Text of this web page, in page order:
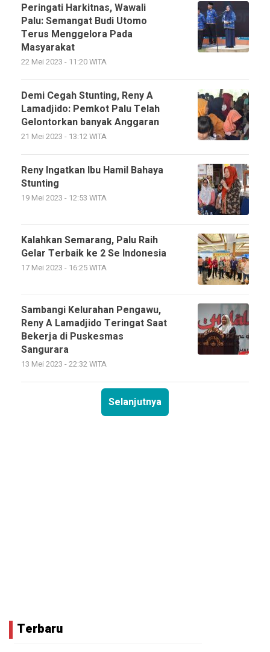
Peringati Harkitnas, Wawali
Palu: Semangat Budi Utomo
Terus Menggelora Pada
Masyarakat
22 Mei 2023 - 11:20 WITA
Demi Cegah Stunting, Reny A
Lamadjido: Pemkot Palu Telah
Gelontorkan banyak Anggaran
21 Mei 2023 - 13:12 WITA
Reny Ingatkan Ibu Hamil Bahaya
Stunting
19 Mei 2023 - 12:53 WITA
Kalahkan Semarang, Palu Raih
Gelar Terbaik ke 2 Se Indonesia
17 Mei 2023 - 16:25 WITA
Sambangi Kelurahan Pengawu,
Reny A Lamadjido Teringat Saat
Bekerja di Puskesmas
Sangurara
13 Mei 2023 - 22:32 WITA
Selanjutnya
Terbaru